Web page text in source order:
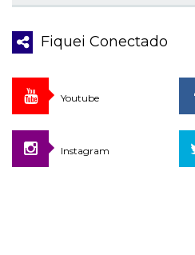
Fiquei Conectado
Youtube
Instagram